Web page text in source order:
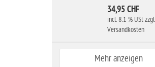
34,95 CHF
incl. 8.1 % USt zzgl.
Versandkosten
Mehr anzeigen